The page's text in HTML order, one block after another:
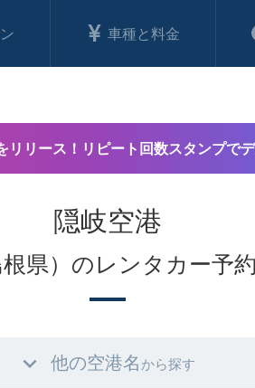
車種と料金
リース！リピート回数スタンプで
隠岐空港
根県）のレンタカー予約
他の空港名 から探す